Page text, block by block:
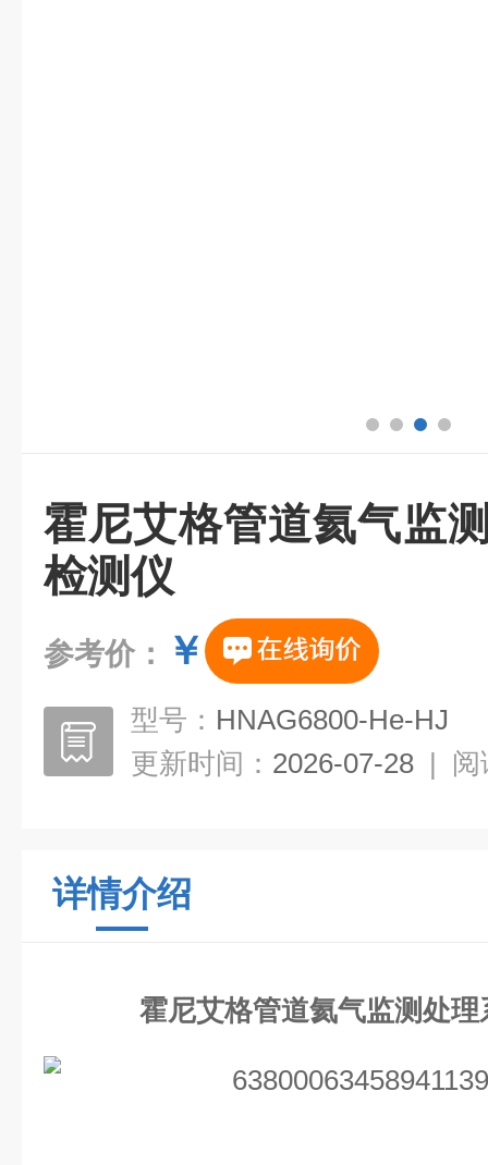
霍尼艾格管道氦气监
检测仪
参考价： ￥
型号： HNAG6800-He-HJ
更新时间： 2026-07-28 | 阅
详情介绍
霍尼艾格管道氦气监测处理